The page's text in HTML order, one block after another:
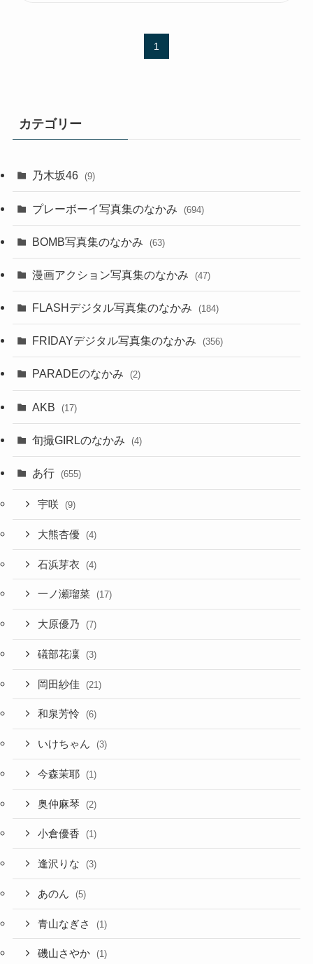
1
カテゴリー
乃木坂46 (9)
プレーボーイ写真集のなかみ (694)
BOMB写真集のなかみ (63)
漫画アクション写真集のなかみ (47)
FLASHデジタル写真集のなかみ (184)
FRIDAYデジタル写真集のなかみ (356)
PARADEのなかみ (2)
AKB (17)
旬撮GIRLのなかみ (4)
あ行 (655)
宇咲 (9)
大熊杏優 (4)
石浜芽衣 (4)
一ノ瀬瑠菜 (17)
大原優乃 (7)
礒部花凜 (3)
岡田紗佳 (21)
和泉芳怜 (6)
いけちゃん (3)
今森茉耶 (1)
奥仲麻琴 (2)
小倉優香 (1)
逢沢りな (3)
あのん (5)
青山なぎさ (1)
磯山さやか (1)